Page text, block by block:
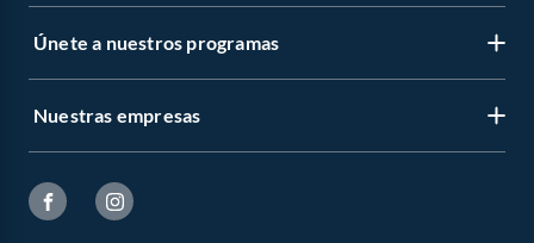
Únete a nuestros programas
Nuestras empresas